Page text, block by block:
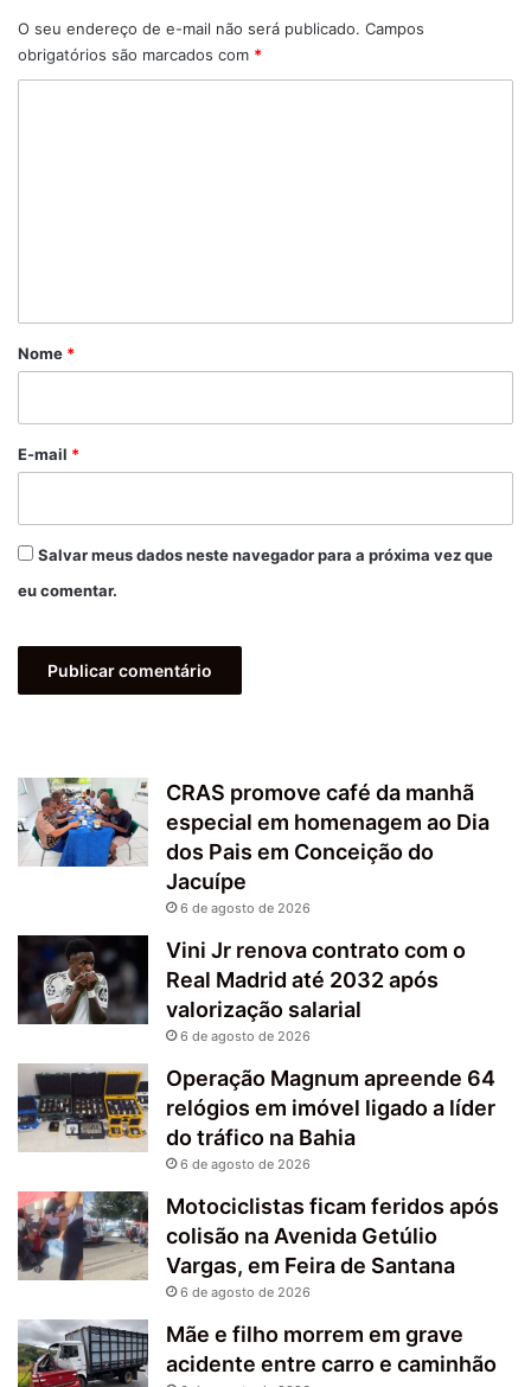
O seu endereço de e-mail não será publicado. Campos
obrigatórios são marcados com *
r
*
Nome *
E-mail *
Salvar meus dados neste navegador para a próxima vez que
eu comentar.
CRAS promove café da manhã
especial em homenagem ao Dia
dos Pais em Conceição do
Jacuípe
6 de agosto de 2026
Vini Jr renova contrato com o
Real Madrid até 2032 após
valorização salarial
6 de agosto de 2026
Operação Magnum apreende 64
relógios em imóvel ligado a líder
do tráfico na Bahia
6 de agosto de 2026
Motociclistas ficam feridos após
colisão na Avenida Getúlio
Vargas, em Feira de Santana
6 de agosto de 2026
Mãe e filho morrem em grave
acidente entre carro e caminhão